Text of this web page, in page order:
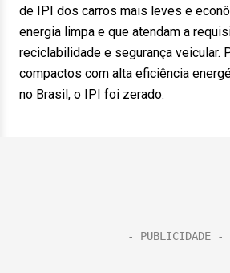
de IPI dos carros mais leves e
energia limpa e que atendam a
reciclabilidade e segurança veicular.
compactos com alta eficiência
no Brasil, o IPI foi zerado.